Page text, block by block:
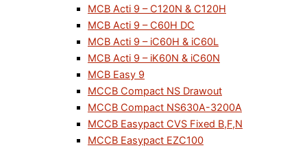
MCB Acti 9 – C120N & C120H
MCB Acti 9 – C60H DC
MCB Acti 9 – iC60H & iC60L
MCB Acti 9 – iK60N & iC60N
MCB Easy 9
MCCB Compact NS Drawout
MCCB Compact NS630A-3200A
MCCB Easypact CVS Fixed B,F,N
MCCB Easypact EZC100